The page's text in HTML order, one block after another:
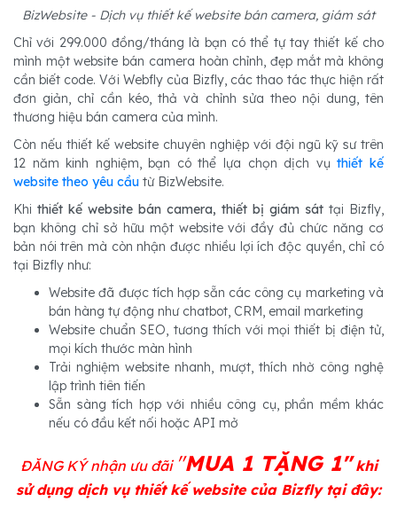
BizWebsite - Dịch vụ thiết kế website bán camera, giám sát
Chỉ với 299.000 đồng/tháng là bạn có thể tự tay thiết kế cho
mình một website bán camera hoàn chỉnh, đẹp mắt mà không
cần biết code. Với Webfly của Bizfly, các thao tác thực hiện rất
đơn giản, chỉ cần kéo, thả và chỉnh sửa theo nội dung, tên
thương hiệu bán camera của mình.
Còn nếu thiết kế website chuyên nghiệp với đội ngũ kỹ sư trên
12 năm kinh nghiệm, bạn có thể lựa chọn dịch vụthiết kế
website theo yêu cầu từ BizWebsite.
Khi thiết kế website bán camera, thiết bị giám sát tại Bizfly,
bạn không chỉ sở hữu một website với đầy đủ chức năng cơ
bản nói trên mà còn nhận được nhiều lợi ích độc quyền, chỉ có
tại Bizfly như:
Website đã được tích hợp sẵn các công cụ marketing và
bán hàng tự động như chatbot, CRM, email marketing
Website chuẩn SEO, tương thích với mọi thiết bị điện tử,
mọi kích thước màn hình
Trải nghiệm website nhanh, mượt, thích nhờ công nghệ
lập trình tiên tiến
Sẵn sàng tích hợp với nhiều công cụ, phần mềm khác
nếu có đầu kết nối hoặc API mở
ĐĂNG KÝ nhận ưu đãi "MUA 1 TẶNG 1"khi
sử dụng dịch vụ thiết kế website của Bizfly tại đây: